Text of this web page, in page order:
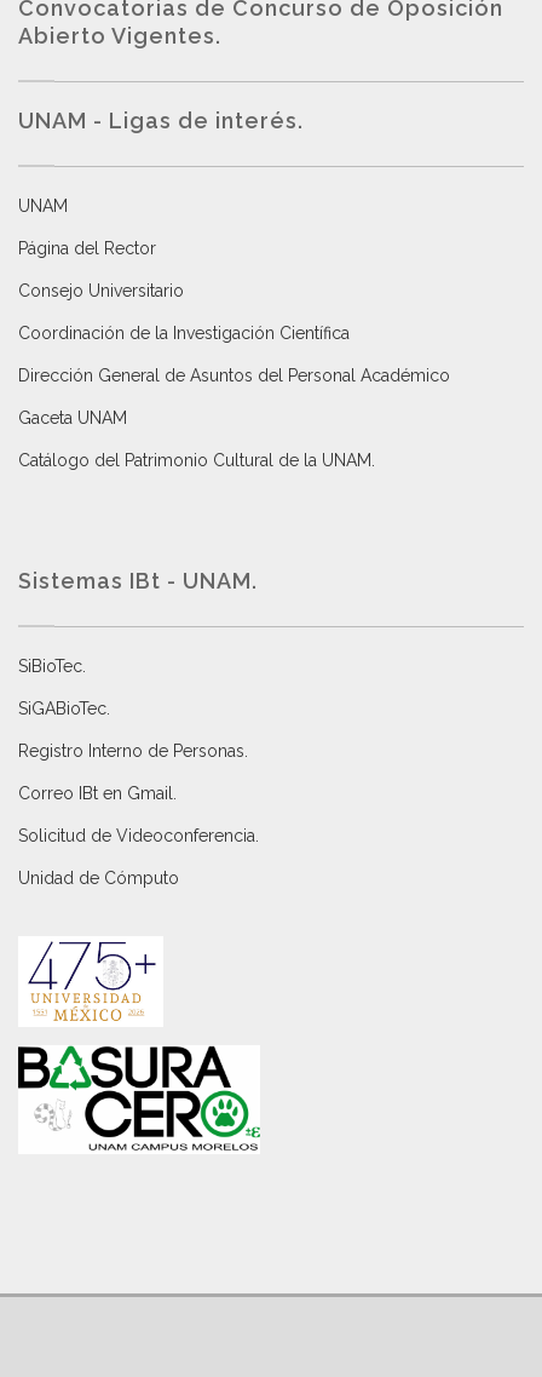
Convocatorias de Concurso de Oposición
Abierto Vigentes.
UNAM - Ligas de interés.
UNAM
Página del Rector
Consejo Universitario
Coordinación de la Investigación Científica
Dirección General de Asuntos del Personal Académico
Gaceta UNAM
Catálogo del Patrimonio Cultural de la UNAM.
Sistemas IBt - UNAM.
SiBioTec
SiGABioTec.
Registro Interno de Personas
Correo IBt en Gmail
Solicitud de Videoconferencia.
Unidad de Cómputo